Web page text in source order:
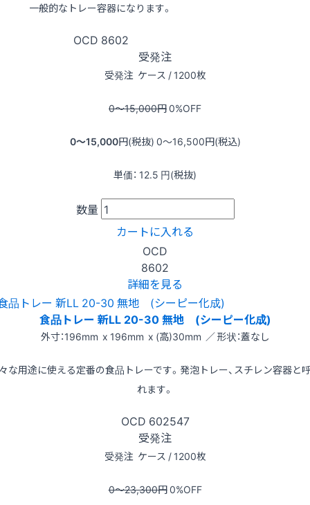
一般的なトレー容器になります。
OCD 8602
受発注
受発注 ケース / 1200枚
0〜15,000円0%OFF
0〜15,000円(税抜) 0〜16,500円(税込)
単価： 12.5 円(税抜)
数量
カートに入れる
OCD
8602
詳細を見る
食品トレー 新LL 20-30 無地 (シーピー化成)
外寸：196mm x 196mm x (高)30mm ／ 形状：蓋なし
な用途に使える定番の食品トレーです。発泡トレー、スチレン容器と
れます。
OCD 602547
受発注
受発注 ケース / 1200枚
0〜23,300円0%OFF